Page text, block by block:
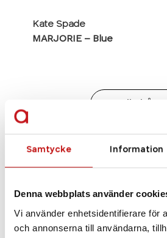
Samtycke Information
Denna webbplats använder
Vi använder enhetsidentifierare för
och annonserna till användarna,
Kate Spade
MARJORIE – Blue